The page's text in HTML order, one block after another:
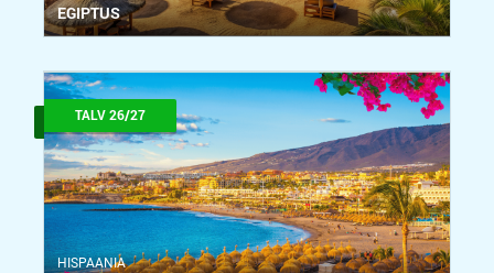
EGIPTUS
TALV 26/27
HISPAANIA